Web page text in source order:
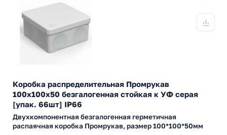
Коробка распределительная Промрукав
100х100х50 безгалогенная стойкая к УФ серая
[упак. 66шт] IP66
Двухкомпонентная безгалогенная герметичная
распаячная коробка Промрукав, размер 100*100*50мм